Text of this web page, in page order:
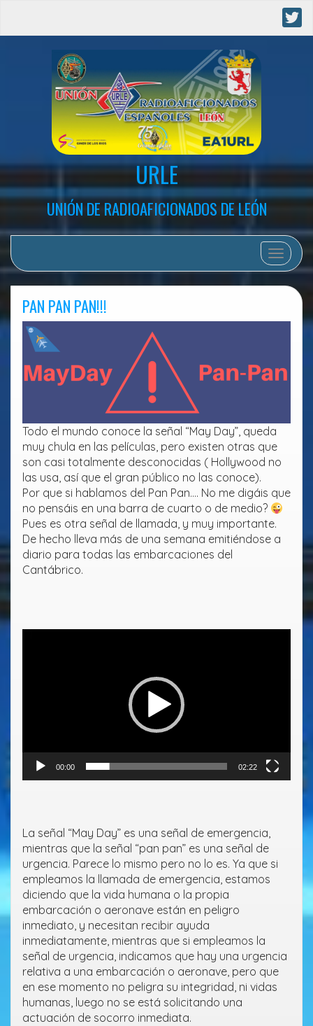
URLE
UNIÓN DE RADIOAFICIONADOS DE LEÓN
PAN PAN PAN!!!
Todo el mundo conoce la señal “May Day”, queda
muy chula en las películas, pero existen otras que
son casi totalmente desconocidas ( Hollywood no
las usa, así que el gran público no las conoce).
Por que si hablamos del Pan Pan…. No me digáis que
no pensáis en una barra de cuarto o de medio?
Pues es otra señal de llamada, y muy importante.
De hecho lleva más de una semana emitiéndose a
diario para todas las embarcaciones del
Cantábrico.
00:00 02:22
La señal “May Day” es una señal de emergencia,
mientras que la señal “pan pan” es una señal de
urgencia. Parece lo mismo pero no lo es. Ya que si
empleamos la llamada de emergencia, estamos
diciendo que la vida humana o la propia
embarcación o aeronave están en peligro
inmediato, y necesitan recibir ayuda
inmediatamente, mientras que si empleamos la
señal de urgencia, indicamos que hay una urgencia
relativa a una embarcación o aeronave, pero que
en ese momento no peligra su integridad, ni vidas
humanas, luego no se está solicitando una
actuación de socorro inmediata.